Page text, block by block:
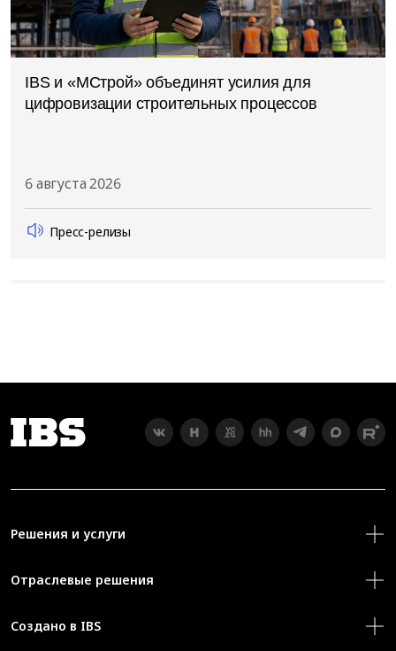
IBS и «МСтрой» объединят усилия для
цифровизации строительных процессов
6 августа 2026
Пресс-релизы
Решения и услуги
Отраслевые решения
Создано в IBS